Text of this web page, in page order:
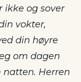
ikke og sover
vokter,
din høyre
om dagen
Herren